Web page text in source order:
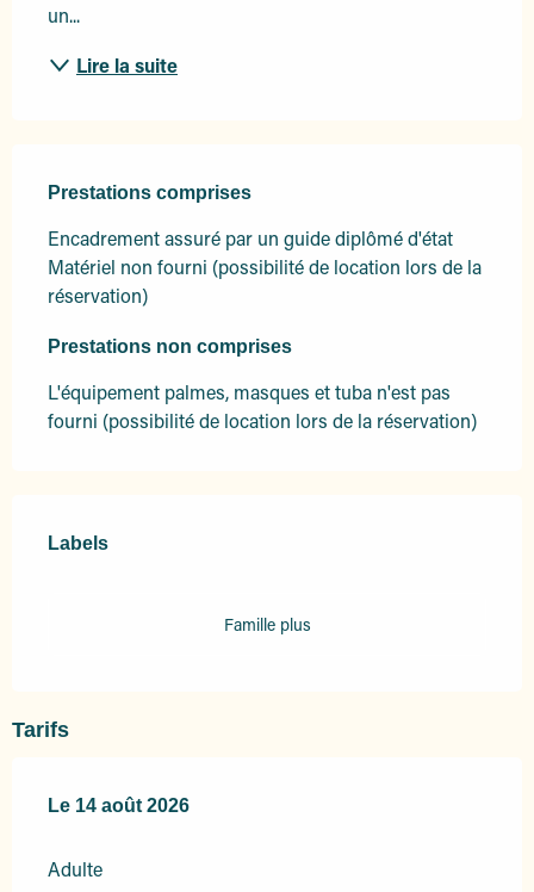
un...
Lire la suite
Prestations comprises
Prestations comprises
Encadrement assuré par un guide diplômé d'état
Matériel non fourni (possibilité de location lors de la
réservation)
Prestations non comprises
Prestations non comprises
L'équipement palmes, masques et tuba n'est pas
fourni (possibilité de location lors de la réservation)
Labels
Labels
Famille plus
Tarifs
Le 14 août 2026
Le 14 août 2026
Adulte